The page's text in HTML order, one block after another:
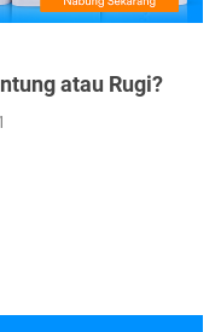
atau Rugi?